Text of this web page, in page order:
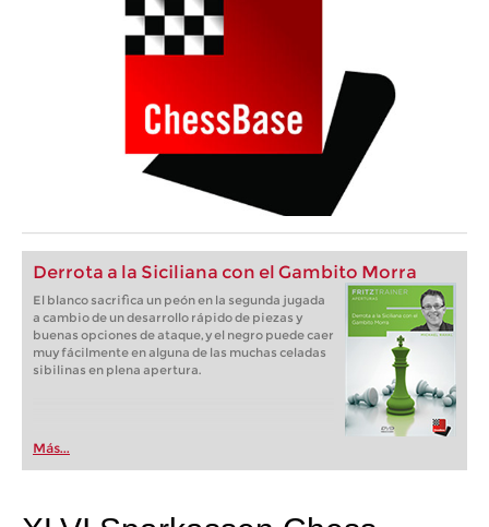
Derrota a la Siciliana con el Gambito Morra
El blanco sacrifica un peón en la segunda jugada
a cambio de un desarrollo rápido de piezas y
buenas opciones de ataque, y el negro puede caer
muy fácilmente en alguna de las muchas celadas
sibilinas en plena apertura.
Más...